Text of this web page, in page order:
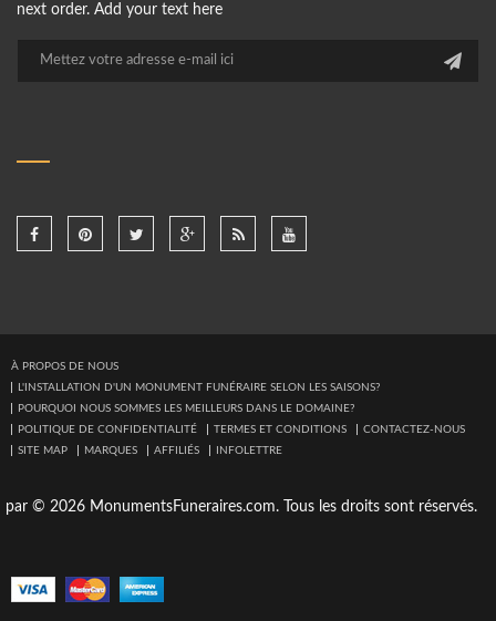
next order. Add your text here
À PROPOS DE NOUS
L'INSTALLATION D'UN MONUMENT FUNÉRAIRE SELON LES SAISONS?
POURQUOI NOUS SOMMES LES MEILLEURS DANS LE DOMAINE?
POLITIQUE DE CONFIDENTIALITÉ
TERMES ET CONDITIONS
CONTACTEZ-NOUS
SITE MAP
MARQUES AFFILIÉS INFOLETTRE
par © 2026 MonumentsFuneraires.com. Tous les droits sont réservés.